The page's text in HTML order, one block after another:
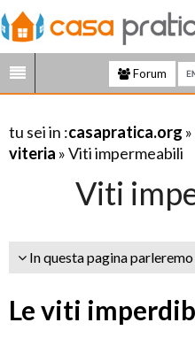
Forum
tu sei in :casapratica.org »
viteria » Viti impermeabili
Viti
In questa pagina parleremo
Le viti